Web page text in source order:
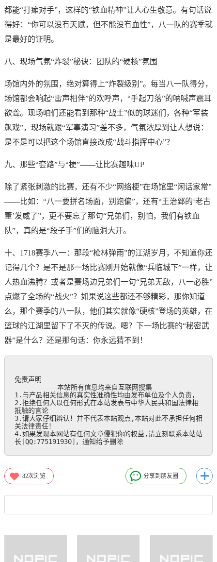
都能“打瘫对手”，这样的“铁血精神”让人心生敬意。有句话说
得好：“你可以没有天赋，但不能没有血性”，八一队的赛季就
是最好的证明。
八、现场气氛“炸裂”秘诀：团队的“硬核”氛围
场馆内外的氛围，绝对算得上“炸裂级别”。每当八一队得分，
场馆都会响起“雷声相伴”的欢呼声，“手起刀落”的呐喊声震耳
欲聋。现场咱们还能看到那种“战士”似的球迷们，各种“军装
飙戏”，现场就跟“军事演习”差不多，气氛浓厚到让人想说：
是不是可以把这个场馆直接改成“战斗指挥中心”？
九、那些“套路”与“梗”——让比赛趣味UP
除了紧张刺激的比赛，还有不少“网络梗”在场馆里“闲话家常”
——比如：“八一要拼名场面，别跑偏”，还有“王治郅的‘老古
董’发威了”，更不要忘了那句“兄弟们，别怕，我们有铁血
队”，真的是“段子手”们的脑洞大开。
十、1718赛季八一：那段“枪林弹雨”的江湖岁月，不知道你还
记得几个？是不是那一场比赛刚开始就像“兵临城下”一样，让
人热血沸腾？或者是赛场边兄弟们一句“兄弟无敌，八一必胜”
点燃了全场的“战火”？如果说这些都还不够精彩，那你知道
么，那个赛季的八一队，他们其实就像“硬核”登场的英雄，在
篮球的江湖里留下了不灭的传说。嗯？下一场比赛的“秘密武
器”是什么？还是那句话：你永远猜不到！
免责声明
本站所有信息均来自互联网搜集
1.与产品相关信息的真实性准确性均由发布单位及个人负责，
2.拒绝任何人以任何形式在本站发表与中华人民共和国法律相
抵触的言论
3.请大家仔细辨认！并不代表本站观点,本站对此不承担任何相
关法律责任！
4.如果发现本网站有任何文章侵犯你的权益,请立刻联系本站站
长[QQ:775191930]，通知给予删除
82次浏览 分享到朋友圈